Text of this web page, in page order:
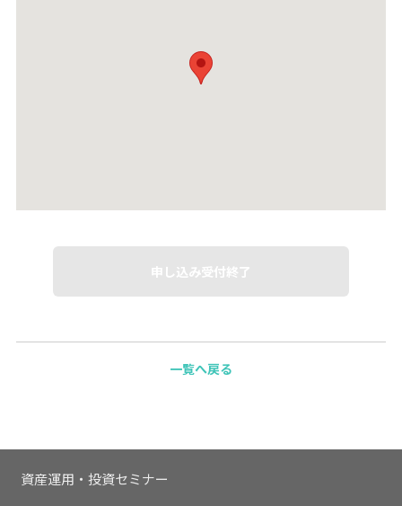
申し込み受付終了
一覧へ戻る
資産運用・投資セミナー